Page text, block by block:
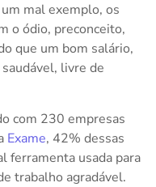
mal exemplo, os
o ódio, preconceito,
que um bom salário,
livre de
com 230 empresas
Exame, 42% dessas
ferramenta usada para
trabalho agradável.